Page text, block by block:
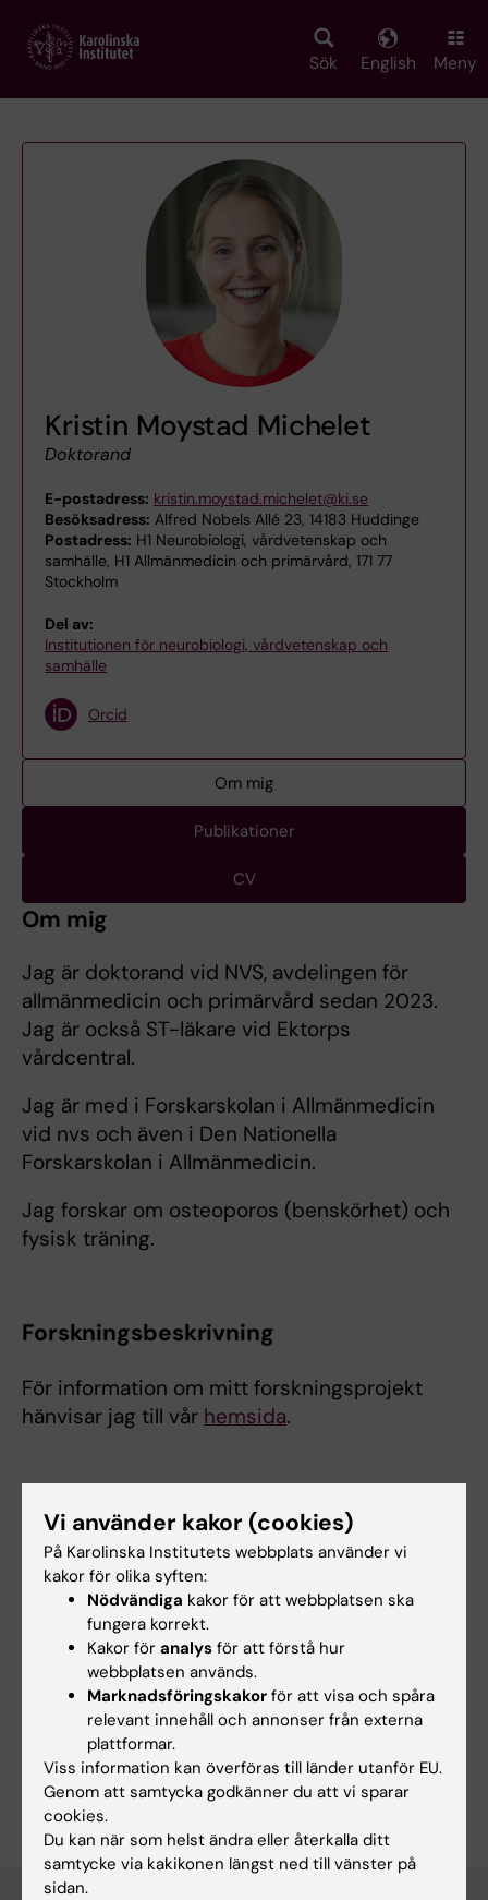
main
Sök English Meny
Kristin Moystad Michelet
Doktorand
E-postadress: kristin.moystad.michelet@ki.se
Besöksadress: Alfred Nobels Allé 23, 14183 Huddinge
Postadress: H1 Neurobiologi, vårdvetenskap och
samhälle, H1 Allmänmedicin och primärvård, 171 77
Stockholm
Del av:
Institutionen för neurobiologi, vårdvetenskap och
samhälle
Orcid
Om mig
Publikationer
CV
Om mig
Jag är doktorand vid NVS, avdelingen för
allmänmedicin och primärvård sedan 2023.
Jag är också ST-läkare vid Ektorps
vårdcentral.
Jag är med i Forskarskolan i Allmänmedicin
vid nvs och även i Den Nationella
Forskarskolan i Allmänmedicin.
Jag forskar om osteoporos (benskörhet) och
fysisk träning.
Forskningsbeskrivning
För information om mitt forskningsprojekt
hänvisar jag till vår hemsida.
Min huvudhandledare är:
Hans Ranch Lundin , Med. Dr., Leg. Läkare,
Specialist i
Allmänmedicin
Forskningsämnen:
Benskörhet
Är du Kristin Moystad Michelet?
Redigera din profil
Vi använder kakor (cookies)
På Karolinska Institutets webbplats använder vi
kakor för olika syften:
Nödvändiga kakor för att webbplatsen ska
fungera korrekt.
Kakor för analys för att förstå hur
webbplatsen används.
Marknadsföringskakor för att visa och spåra
relevant innehåll och annonser från externa
plattformar.
Viss information kan överföras till länder utanför EU.
Genom att samtycka godkänner du att vi sparar
cookies.
Du kan när som helst ändra eller återkalla ditt
samtycke via kakikonen längst ned till vänster på
sidan.